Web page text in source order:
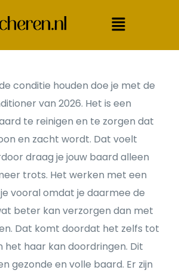
conditie houden doe je met de
van 2026. Het is een
te reinigen en te zorgen dat
en zacht wordt. Dat voelt
draag je jouw baard alleen
trots. Het werken met een
vooral omdat je daarmee de
beter kan verzorgen dan met
Dat komt doordat het zelfs tot
het haar kan doordringen. Dit
gezonde en volle baard. Er zijn